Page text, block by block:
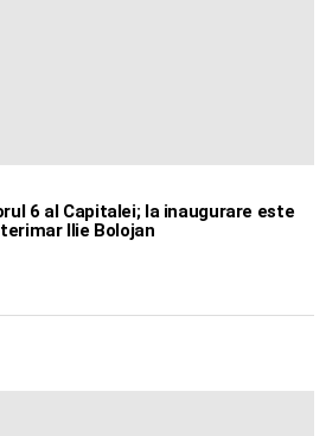
6 al Capitalei; la inaugurare este
Ilie Bolojan